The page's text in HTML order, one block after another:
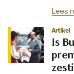
Lees
Artikel
Is